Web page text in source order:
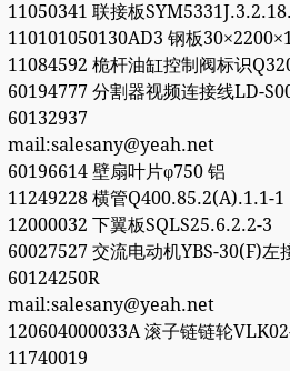
11050341 联接板
110101050130AD3 钢板
11084592 桅杆油缸控制阀标识
60194777 分割器视频连接线LD-
60132937
mail:salesany@yeah.net
60196614 壁扇叶片φ750 铝
11249228 横管Q400.85.2(A).1.1-1
12000032 下翼板SQLS25.6.2.2-3
60027527 交流电动机YBS-30(F)左
60124250R
mail:salesany@yeah.net
120604000033A 滚子链链轮
11740019